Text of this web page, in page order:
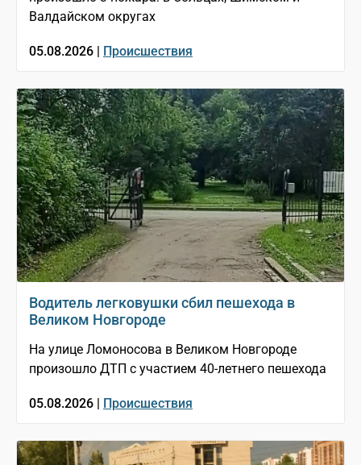
Валдайском округах
05.08.2026 | Происшествия
Водитель легковушки сбил пешехода в
Великом Новгороде
На улице Ломоносова в Великом Новгороде
произошло ДТП с участием 40-летнего пешехода
05.08.2026 | Происшествия